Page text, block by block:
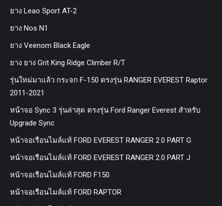
ยาง Leao Sport AT-2
ยาง Nos N1
ยาง Veenom Black Eagle
ยาง ยาง Grit King Ridge Climber R/T
รุ่นใหม่มาแล้ว กระจก F-150 ตรงรุ่น RANGER EVEREST Raptor
2011-2021
หน้าจอ Sync 3 รุ่นล่าสุด ตรงรุ่น Ford Ranger Everest สำหรับ
Upgrade Sync
หน้าจอเรือนไมล์แท้ FORD EVEREST RANGER 2.0 PART G
หน้าจอเรือนไมล์แท้ FORD EVEREST RANGER 2.0 PART J
หน้าจอเรือนไมล์แท้ FORD F150
หน้าจอเรือนไมล์แท้ FORD RAPTOR